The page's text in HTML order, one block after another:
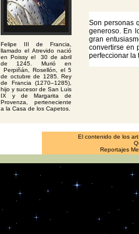
Felipe III de Francia,
llamado el Atrevido nació
en Poissy el 30 de abril
de 1245. Murió en
Perpiñán, Rosellón, el 5
de octubre de 1285. Rey
de Francia (1270–1285),
hijo y sucesor de San Luis
IX y de Margarita de
Provenza, perteneciente
a la Casa de los Capetos.
Son personas
generoso. En
gran
convertirse en
perfeccionar la
El contenido de los
Reportajes